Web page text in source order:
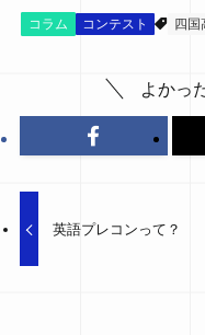
コラム コンテスト 四国
よかっ
英語プレコンって？